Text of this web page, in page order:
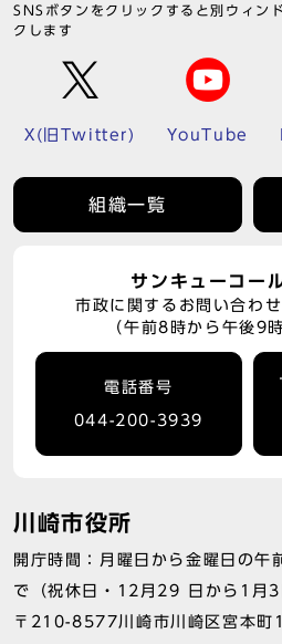
SNSボタンをクリックすると別ウィン
クします
X(旧Twitter) YouTube
組織一覧
サンキューコー
市政に関するお問い合わ
（午前8時から午後9
電話番号
044-200-3939
川崎市役所
開庁時間：月曜日から金曜日の
で（祝休日・12月29 日から1月3
〒210-8577川崎市川崎区宮本町